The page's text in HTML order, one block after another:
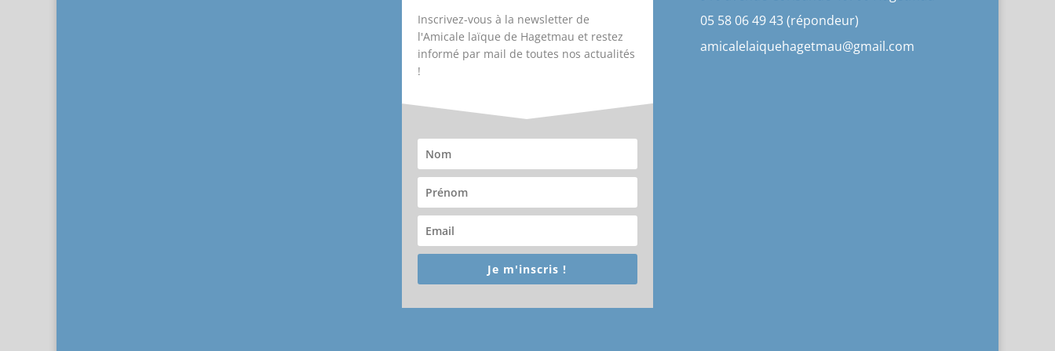
Inscrivez-vous à la newsletter de
l'Amicale laïque de Hagetmau et restez
informé par mail de toutes nos actualités
!
Je m'inscris !
05 58 06 49 43 (répondeur)
amicalelaiquehagetmau@gmail.com